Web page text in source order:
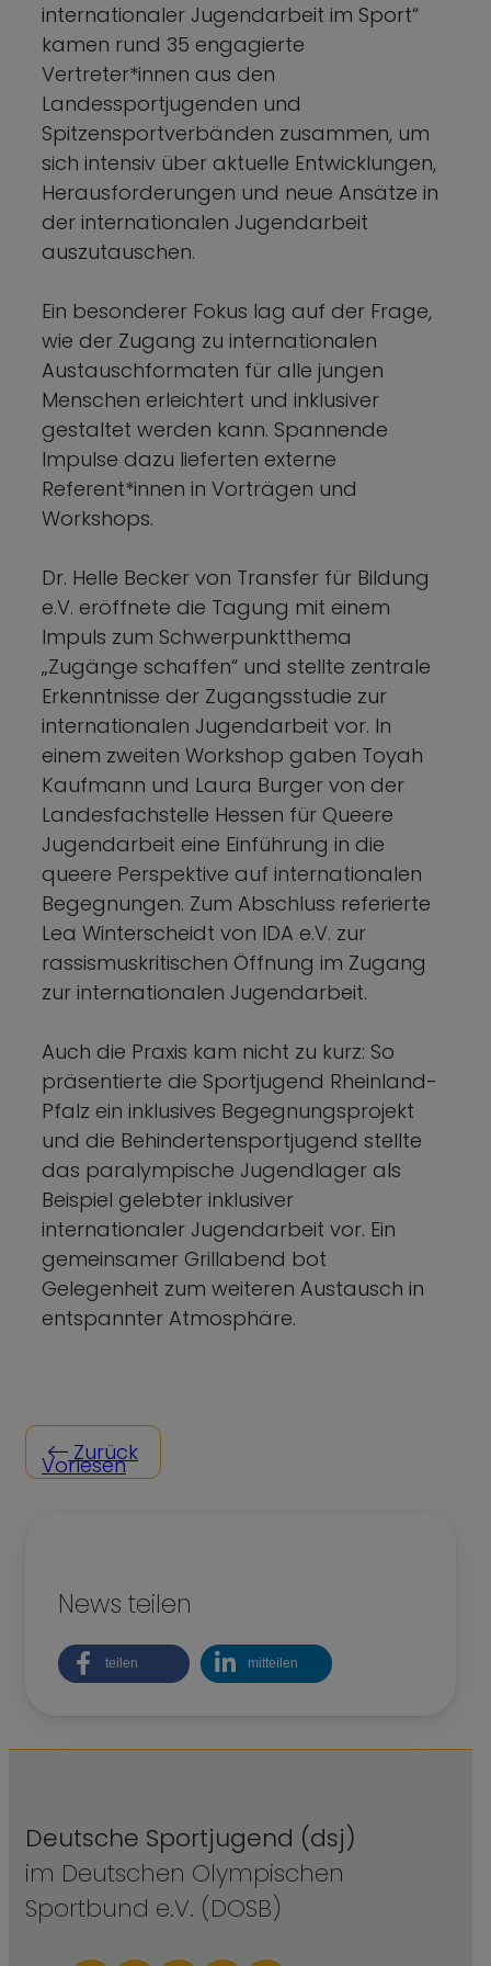
internationaler Jugendarbeit im Sport“
kamen rund 35 engagierte
Vertreter*innen aus den
Landessportjugenden und
Spitzensportverbänden zusammen, um
sich intensiv über aktuelle Entwicklungen,
Herausforderungen und neue Ansätze in
der internationalen Jugendarbeit
auszutauschen.
Ein besonderer Fokus lag auf der Frage,
wie der Zugang zu internationalen
Austauschformaten für alle jungen
Menschen erleichtert und inklusiver
gestaltet werden kann. Spannende
Impulse dazu lieferten externe
Referent*innen in Vorträgen und
Workshops.
Dr. Helle Becker von Transfer für Bildung
e.V. eröffnete die Tagung mit einem
Impuls zum Schwerpunktthema
„Zugänge schaffen“ und stellte zentrale
Erkenntnisse der Zugangsstudie zur
internationalen Jugendarbeit vor. In
einem zweiten Workshop gaben Toyah
Kaufmann und Laura Burger von der
Landesfachstelle Hessen für Queere
Jugendarbeit eine Einführung in die
queere Perspektive auf internationalen
Begegnungen. Zum Abschluss referierte
Lea Winterscheidt von IDA e.V. zur
rassismuskritischen Öffnung im Zugang
zur internationalen Jugendarbeit.
Auch die Praxis kam nicht zu kurz: So
präsentierte die Sportjugend Rheinland-
Pfalz ein inklusives Begegnungsprojekt
und die Behindertensportjugend stellte
das paralympische Jugendlager als
Beispiel gelebter inklusiver
internationaler Jugendarbeit vor. Ein
gemeinsamer Grillabend bot
Gelegenheit zum weiteren Austausch in
entspannter Atmosphäre.
Zurück
Vorlesen
News teilen
teilen mitteilen
Deutsche Sportjugend (dsj)
im Deutschen Olympischen
Sportbund e.V. (DOSB)